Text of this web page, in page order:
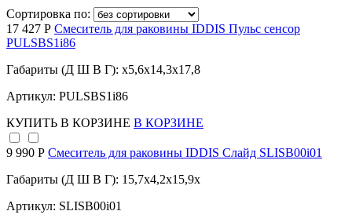
Сортировка по:
17 427 Р Смеситель для раковины IDDIS Пульс сенсор
PULSBS1i86
Габариты (Д Ш В Г): x5,6x14,3x17,8
Артикул: PULSBS1i86
КУПИТЬ В КОРЗИНЕ В КОРЗИНЕ
9 990 Р Смеситель для раковины IDDIS Слайд SLISB00i01
Габариты (Д Ш В Г): 15,7x4,2x15,9x
Артикул: SLISB00i01